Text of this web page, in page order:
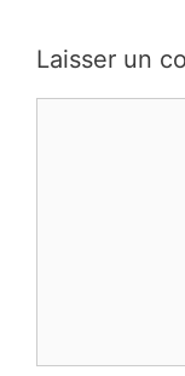
Laisser un